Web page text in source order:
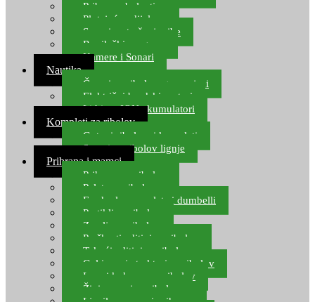
Pribor za bolentino
Plutajuća odijela
Sonari za traženje ribe
Ronilački program
Kamere i Sonari
Nautika
Čamci za ribolov, gumenjaci
Električni brodski motori
Lithium ION akumulatori
Kompleti za ribolov
Gotovi ribolovni kompleti
Setovi za ribolov lignje
Prihrana i mamci
Prihrana za ribolov
Pelete za ribolov
Feeder lovne pelete i dumbelli
Partikli za ribolov
Zemlja za ribolov
Praškasti aditivi za ribolov
Tekući aditivi za ribolov
Gel i sprej atraktori za ribolov
Lovni kukuruz za ribolov
Živi mamci za ribolov